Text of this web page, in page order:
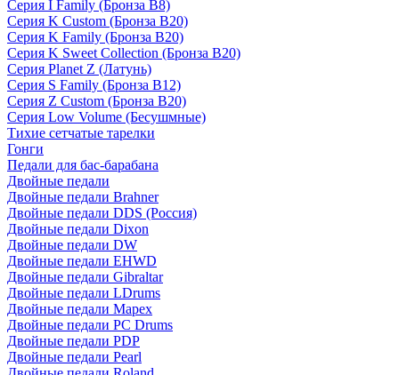
Серия I Family (Бронза B8)
Серия K Custom (Бронза B20)
Серия K Family (Бронза B20)
Серия K Sweet Collection (Бронза B20)
Серия Planet Z (Латунь)
Серия S Family (Бронза B12)
Серия Z Custom (Бронза B20)
Серия Low Volume (Бесушмные)
Тихие сетчатые тарелки
Гонги
Педали для бас-барабана
Двойные педали
Двойные педали Brahner
Двойные педали DDS (Россия)
Двойные педали Dixon
Двойные педали DW
Двойные педали EHWD
Двойные педали Gibraltar
Двойные педали LDrums
Двойные педали Mapex
Двойные педали PC Drums
Двойные педали PDP
Двойные педали Pearl